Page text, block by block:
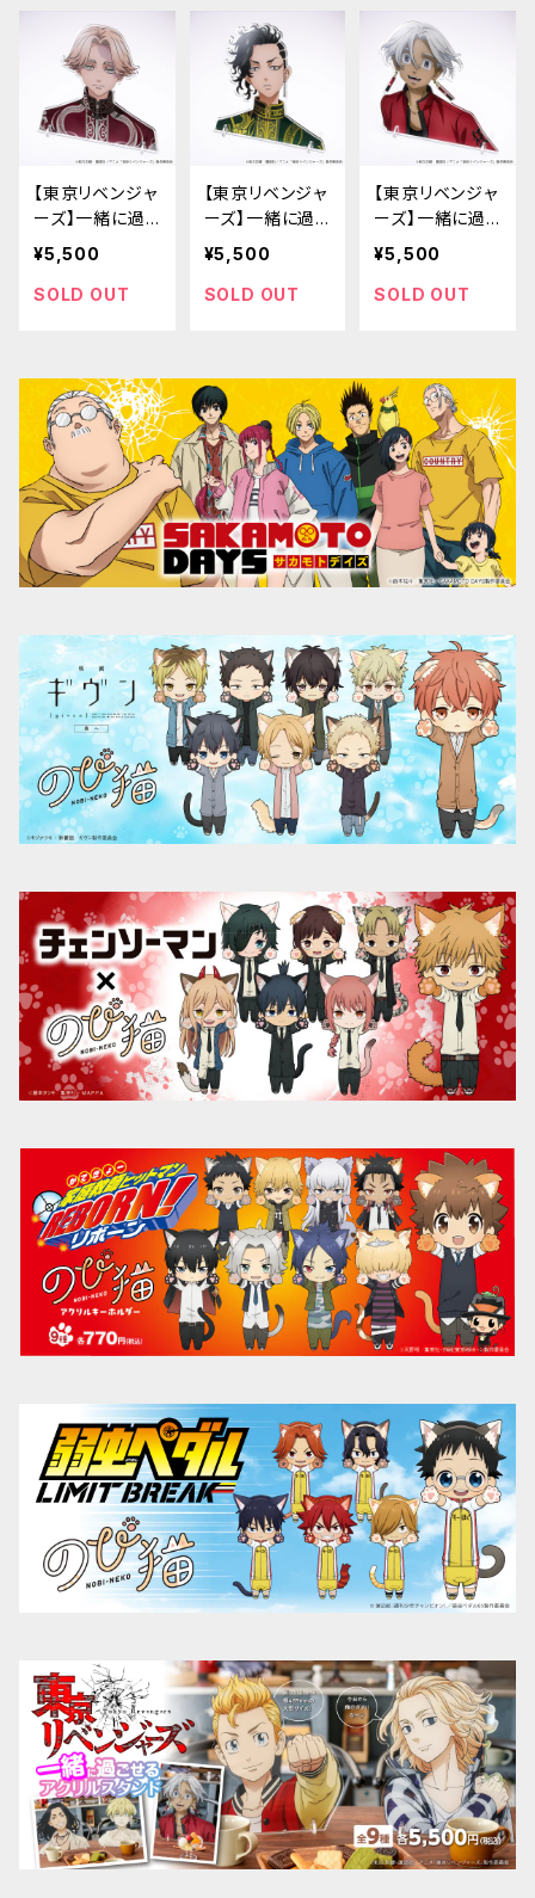
【東京リベンジャ
ーズ】一緒に過
ごせるアクリル
スタンド（乾 青
宗）
¥5,500
SOLD OUT
【東京リベンジャ
ーズ】一緒に過
ごせるアクリル
スタンド（九井
一）
¥5,500
SOLD OUT
【東京リベンジャ
ーズ】一緒に過
ごせるアクリル
スタンド（黒川 イ
ザナ）
¥5,500
SOLD OUT